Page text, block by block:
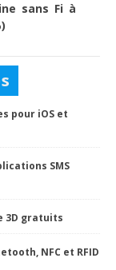
sans Fi à
pour iOS et
SMS
3D gratuits
NFC et RFID